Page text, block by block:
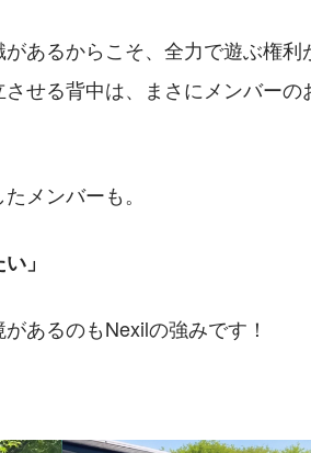
あるからこそ、全力で遊ぶ権利
させる背中は、まさにメンバー
メンバーも。
」
あるのもNexilの強みです！